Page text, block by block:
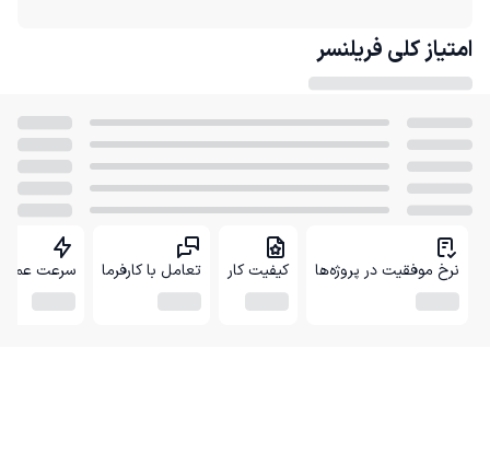
امتیاز کلی فریلنسر
نرخ موفقیت در پروژه‌ها کیفیت کار تعامل با کارفرما سرعت عمل